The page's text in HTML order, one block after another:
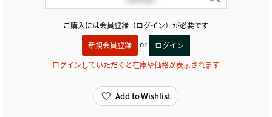
ご購入には会員登録（ログイン）が必要です
新規会員登録
or
ログイン
ログインしていただくと在庫や価格が表示されます
Add to Wishlist